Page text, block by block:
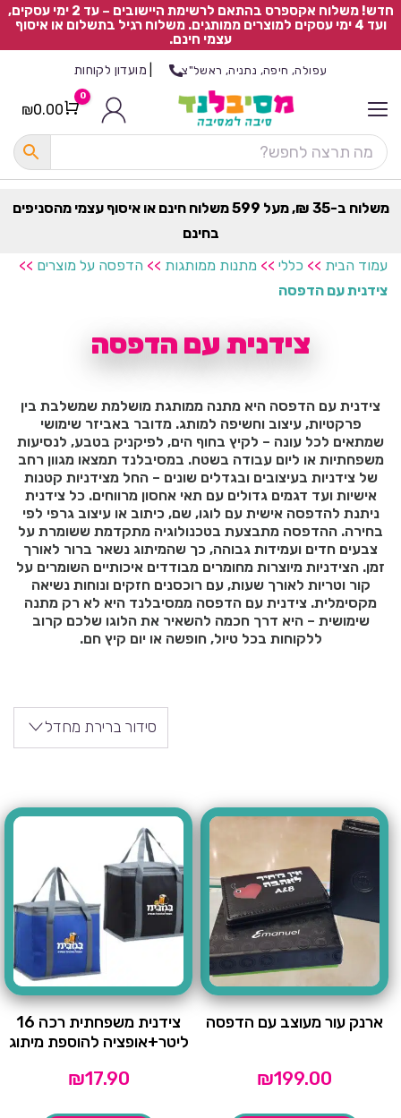
חדש! משלוח אקספרס בהתאם לרשימת היישובים – עד 2 ימי עסקים,
ועד 4 ימי עסקים למוצרים ממותגים. משלוח רגיל בתשלום או איסוף
עצמי חינם.
עפולה, חיפה, נתניה, ראשל"צ מועדון לקוחות
Cart
0
₪0.00
משלוח ב-35 ₪, מעל 599 משלוח חינם או איסוף עצמי מהסניפים
בחינם
עמוד הבית >> כללי >> מתנות ממותגות >> הדפסה על מוצרים >>
צידנית עם הדפסה
צידנית עם הדפסה
צידנית עם הדפסה היא מתנה ממותגת מושלמת שמשלבת בין
פרקטיות, עיצוב וחשיפה למותג. מדובר באביזר שימושי
שמתאים לכל עונה – לקיץ בחוף הים, לפיקניק בטבע, לנסיעות
משפחתיות או ליום עבודה בשטח. במסיבלנד תמצאו מגוון רחב
של צידניות בעיצובים ובגדלים שונים – החל מצידניות קטנות
אישיות ועד דגמים גדולים עם תאי אחסון מרווחים. כל צידנית
ניתנת להדפסה אישית עם לוגו, שם, כיתוב או עיצוב גרפי לפי
בחירה. ההדפסה מתבצעת בטכנולוגיה מתקדמת ששומרת על
צבעים חדים ועמידות גבוהה, כך שהמיתוג נשאר ברור לאורך
זמן. הצידניות מיוצרות מחומרים מבודדים איכותיים השומרים על
קור וטריות לאורך שעות, עם רוכסנים חזקים ונוחות נשיאה
מקסימלית. צידנית עם הדפסה ממסיבלנד היא לא רק מתנה
שימושית – היא דרך חכמה להשאיר את הלוגו שלכם קרוב
ללקוחות בכל טיול, חופשה או יום קיץ חם.
סידור ברירת מחדל
ארנק עור מעוצב עם הדפסה
₪199.00
צידנית משפחתית רכה 16
ליטר+אופציה להוספת מיתוג
₪17.90